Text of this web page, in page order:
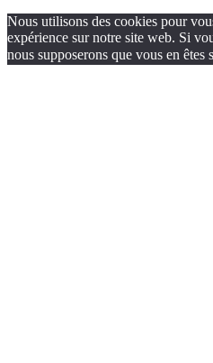
Nous utilisons des cookies pour
expérience sur notre site web. Si
nous supposerons que vous en êtes